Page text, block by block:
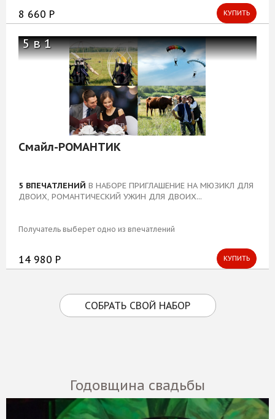
8 660 Р КУПИТЬ
5 в 1
Смайл-РОМАНТИК
5 ВПЕЧАТЛЕНИЙ В НАБОРЕ ПРИГЛАШЕНИЕ НА МЮЗИКЛ ДЛЯ
ДВОИХ, РОМАНТИЧЕСКИЙ УЖИН ДЛЯ ДВОИХ...
Получатель выберет одно из впечатлений
14 980 Р КУПИТЬ
СОБРАТЬ СВОЙ НАБОР
Годовщина свадьбы